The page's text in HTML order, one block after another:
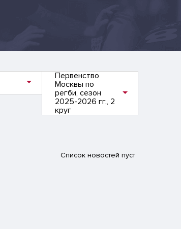
Первенство
Москвы по
регби, сезон
2025-2026 гг., 2
круг
Список новостей пуст